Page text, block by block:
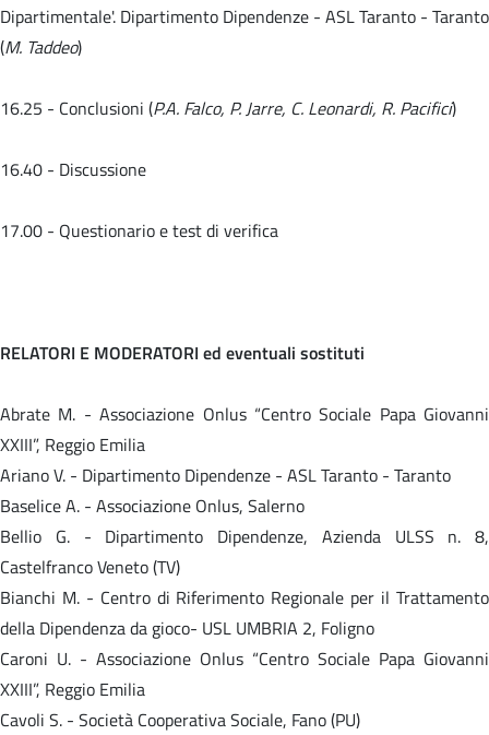
Dipartimentale'. Dipartimento Dipendenze - ASL Taranto - Taranto
(M. Taddeo)
16.25 - Conclusioni (P.A. Falco, P. Jarre, C. Leonardi, R. Pacifici)
16.40 - Discussione
17.00 - Questionario e test di verifica
RELATORI E MODERATORI ed eventuali sostituti
Abrate M. - Associazione Onlus “Centro Sociale Papa Giovanni
XXIII”, Reggio Emilia
Ariano V. - Dipartimento Dipendenze - ASL Taranto - Taranto
Baselice A. - Associazione Onlus, Salerno
Bellio G. - Dipartimento Dipendenze, Azienda ULSS n. 8,
Castelfranco Veneto (TV)
Bianchi M. - Centro di Riferimento Regionale per il Trattamento
della Dipendenza da gioco- USL UMBRIA 2, Foligno
Caroni U. - Associazione Onlus “Centro Sociale Papa Giovanni
XXIII”, Reggio Emilia
Cavoli S. - Società Cooperativa Sociale, Fano (PU)